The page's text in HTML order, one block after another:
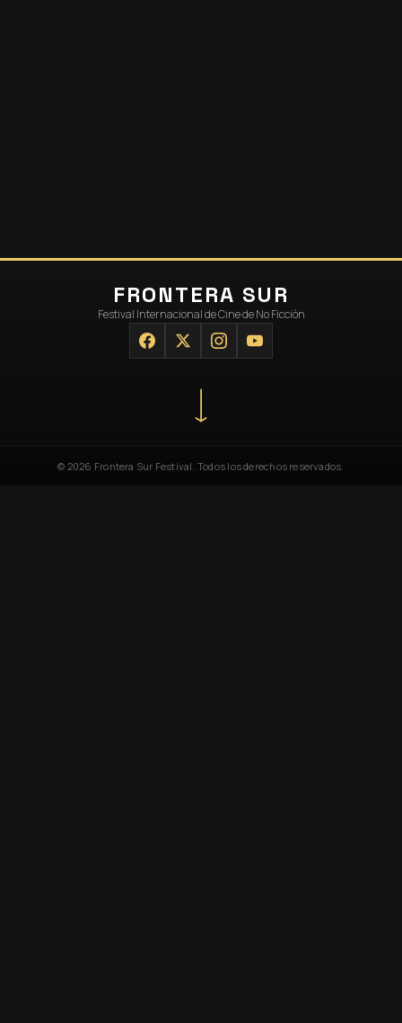
FRONTERA SUR
Festival Internacional de Cine de No Ficción
© 2026 Frontera Sur Festival. Todos los derechos reservados.